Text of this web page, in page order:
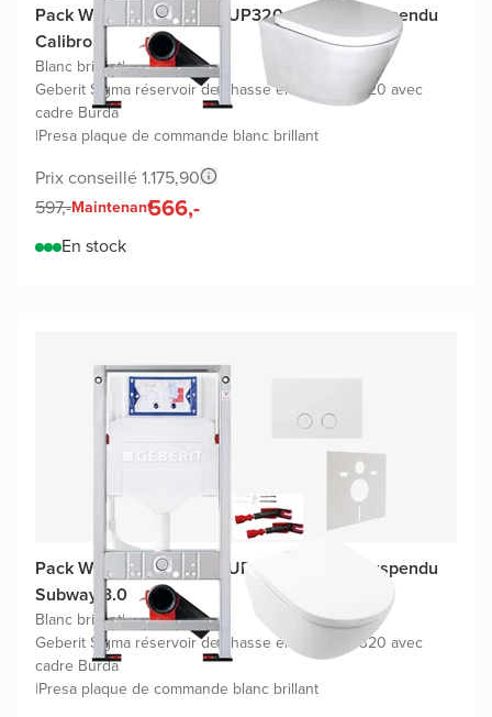
Pack WC promo Geberit UP320 avec WC suspendu
Calibro
Blanc brillant|
Geberit Sigma réservoir de chasse encastré UP320 avec
cadre Burda
|Presa plaque de commande blanc brillant
Prix conseillé 1.175,90
597,-Maintenant566,-
En stock
Pack WC promo Geberit UP320 avec WC suspendu
Subway 3.0
Blanc brillant|
Geberit Sigma réservoir de chasse encastré UP320 avec
cadre Burda
|Presa plaque de commande blanc brillant